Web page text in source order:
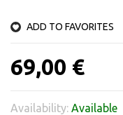
ADD TO FAVORITES
69,00 €
Availability: Available